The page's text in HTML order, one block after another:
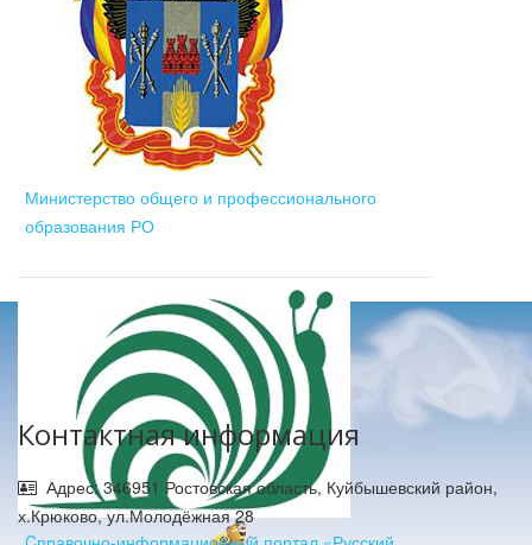
Министерство общего и профессионального
образования РО
Контактная информация
Адрес: 346951 Ростовская область, Куйбышевский район,
х.Крюково, ул.Молодёжная 28